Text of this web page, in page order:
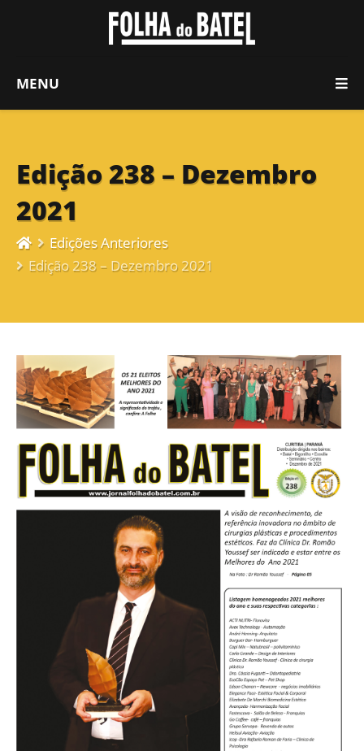
MENU
Edição 238 – Dezembro
2021
Edições Anteriores
Edição 238 – Dezembro 2021